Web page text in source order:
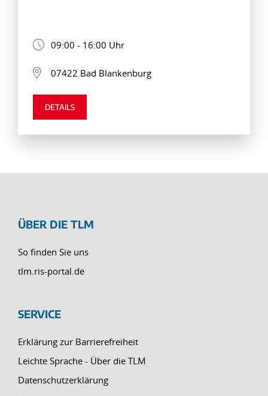
09:00 - 16:00 Uhr
07422 Bad Blankenburg
DETAILS
ÜBER DIE TLM
So finden Sie uns
tlm.ris-portal.de
SERVICE
Erklärung zur Barrierefreiheit
Leichte Sprache - Über die TLM
Datenschutzerklärung